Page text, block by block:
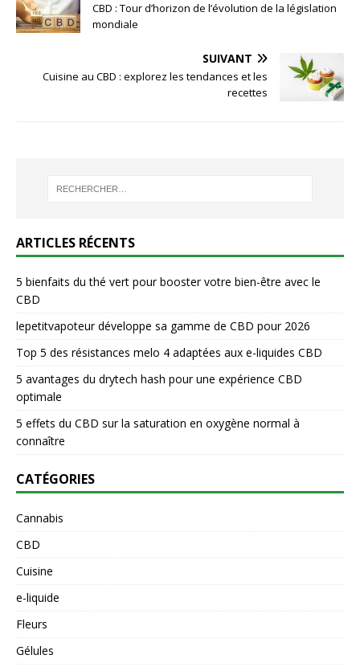
CBD : Tour d’horizon de l’évolution de la législation
mondiale
SUIVANT
Cuisine au CBD : explorez les tendances et les
recettes
ARTICLES RÉCENTS
5 bienfaits du thé vert pour booster votre bien-être avec le
CBD
lepetitvapoteur développe sa gamme de CBD pour 2026
Top 5 des résistances melo 4 adaptées aux e-liquides CBD
5 avantages du drytech hash pour une expérience CBD
optimale
5 effets du CBD sur la saturation en oxygène normal à
connaître
CATÉGORIES
Cannabis
CBD
Cuisine
e-liquide
Fleurs
Gélules